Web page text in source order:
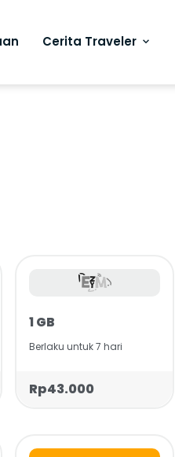
Cerita Traveler
1 GB
Berlaku untuk 7 hari
Rp43.000